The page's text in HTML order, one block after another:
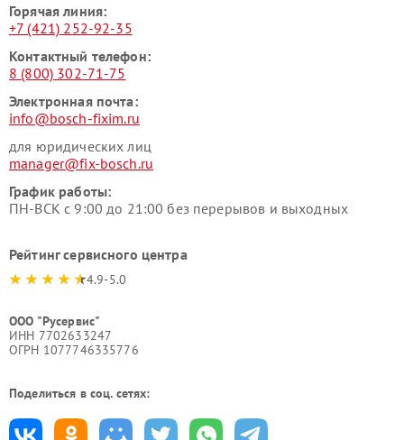
Горячая линия:
+7 (421) 252-92-35
Контактный телефон:
8 (800) 302-71-75
Электронная почта:
info@bosch-fixim.ru
для юридических лиц
manager@fix-bosch.ru
График работы:
ПН-ВСК с 9:00 до 21:00 без перерывов и выходных
Рейтинг сервисного центра
4.9-5.0
ООО "Русервис"
ИНН 7702633247
ОГРН 1077746335776
Поделиться в соц. сетях: